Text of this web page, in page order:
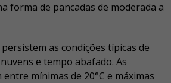
forma de pancadas de moderada a
persistem as condições típicas de
e tempo abafado. As
mínimas de 20°C e máximas